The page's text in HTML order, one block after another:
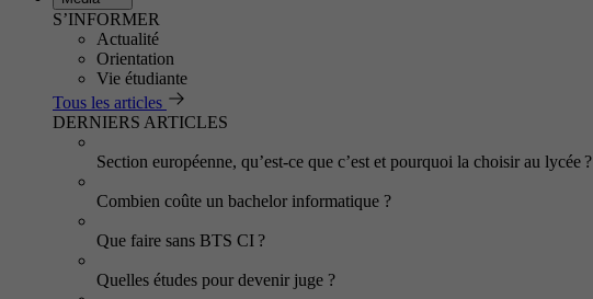
S’INFORMER
Actualité
Orientation
Vie étudiante
Tous les articles
DERNIERS ARTICLES
Section européenne, qu’est-ce que c’est et pourquoi la choisir au lycée ?
Combien coûte un bachelor informatique ?
Que faire sans BTS CI ?
Quelles études pour devenir juge ?